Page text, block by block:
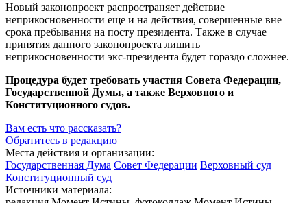
Новый законопроект распространяет действие
неприкосновенности еще и на действия, совершенные вне
срока пребывания на посту президента. Также в случае
принятия данного законопроекта лишить
неприкосновенности экс-президента будет гораздо сложнее.
Процедура будет требовать участия Совета Федерации,
Государственной Думы, а также Верховного и
Конституционного судов.
Вам есть что рассказать?
Обратитесь в редакцию
Места действия и организации:
Государственная Дума Совет Федерации Верховный суд
Конституционный суд
Источники материала: